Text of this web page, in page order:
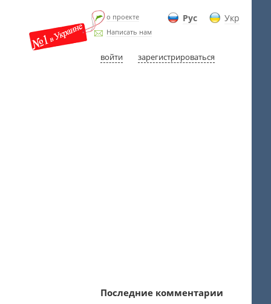
Рус Укр
о проекте
Написать нам
войти зарегистрироваться
Последние комментарии